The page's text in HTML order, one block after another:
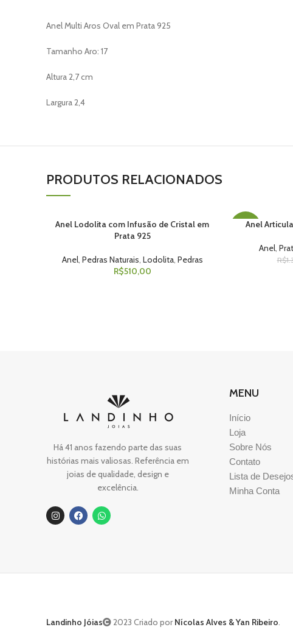
Anel Multi Aros Oval em Prata 925
Tamanho Aro: 17
Altura 2,7 cm
Largura 2,4
PRODUTOS RELACIONADOS
VER OPÇÕES
Anel Lodolita com Infusão de Cristal em
Prata 925
Anel, Pedras Naturais, Lodolita, Pedras
R$510,00
-35%
VER OPÇÕES
Anel
Anel,
R$
Há 41 anos fazendo parte das suas
histórias mais valiosas. Referência em
joias de qualidade, design e
excelência.
MENU
Início
Loja
Sobre Nós
Contato
Lista de
Minha Conta
Landinho Jóias 2023 Criado porNícolas Alves & Yan Ribeiro